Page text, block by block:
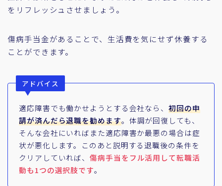
をリフレッシュさせましょう。
傷病手当金があることで、生活費を気にせず休養する
ことができます。
アドバイス
適応障害でも働かせようとする会社なら、初回の申
請が済んだら退職を勧めます。体調が回復しても、
そんな会社にいればまた適応障害か最悪の場合は症
状が悪化します。このあと説明する退職後の条件を
クリアしていれば、傷病手当をフル活用して転職活
動も1つの選択肢です。